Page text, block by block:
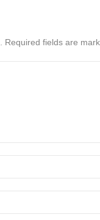
Required fields are